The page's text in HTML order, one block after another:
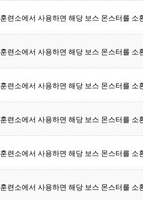
훈련소에서 사용하면 해당 보스 몬스터를 소
훈련소에서 사용하면 해당 보스 몬스터를 소
훈련소에서 사용하면 해당 보스 몬스터를 소
훈련소에서 사용하면 해당 보스 몬스터를 소
훈련소에서 사용하면 해당 보스 몬스터를 소
훈련소에서 사용하면 해당 보스 몬스터를 소